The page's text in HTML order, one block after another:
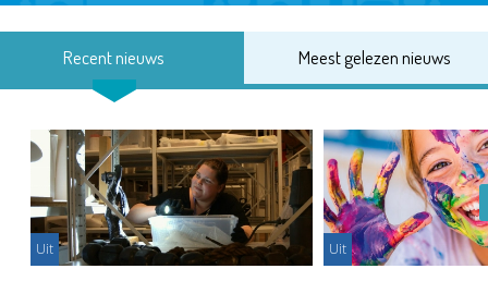
Recent nieuws Meest gelezen nieuws
Uit Uit